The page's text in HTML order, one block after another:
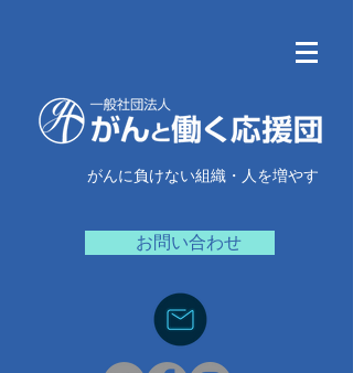
がんに負けない組織・人を増やす
お問い合わせ